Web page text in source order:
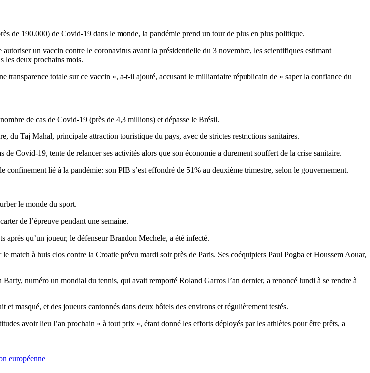
de 190.000) de Covid-19 dans le monde, la pandémie prend un tour de plus en plus politique.
un vaccin contre le coronavirus avant la présidentielle du 3 novembre, les scientifiques estimant
les deux prochains mois.
totale sur ce vaccin », a-t-il ajouté, accusant le milliardaire républicain de « saper la confiance du
de cas de Covid-19 (près de 4,3 millions) et dépasse le Brésil.
du Taj Mahal, principale attraction touristique du pays, avec de strictes restrictions sanitaires.
Covid-19, tente de relancer ses activités alors que son économie a durement souffert de la crise sanitaire.
lié à la pandémie: son PIB s’est effondré de 51% au deuxième trimestre, selon le gouvernement.
le monde du sport.
de l’épreuve pendant une semaine.
qu’un joueur, le défenseur Brandon Mechele, a été infecté.
à huis clos contre la Croatie prévu mardi soir près de Paris. Ses coéquipiers Paul Pogba et Houssem Aouar,
numéro un mondial du tennis, qui avait remporté Roland Garros l’an dernier, a renoncé lundi à se rendre à
masqué, et des joueurs cantonnés dans deux hôtels des environs et régulièrement testés.
avoir lieu l’an prochain « à tout prix », étant donné les efforts déployés par les athlètes pour être prêts, a
européenne